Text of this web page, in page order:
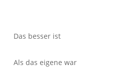
Das besser ist
Als das eigene war